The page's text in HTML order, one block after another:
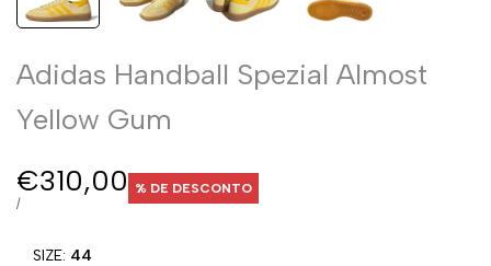
Adidas Handball Spezial Almost
Yellow Gum
Preço
de
€310,00
PREÇO
/POR
% DE DESCONTO
SIZE: 44